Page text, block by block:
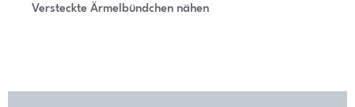
Versteckte Ärmelbündchen nähen